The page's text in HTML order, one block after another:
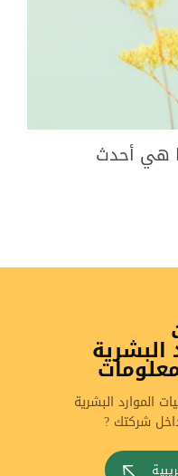
هي أحدث
البشرية
الموارد البشرية
شركتك ?